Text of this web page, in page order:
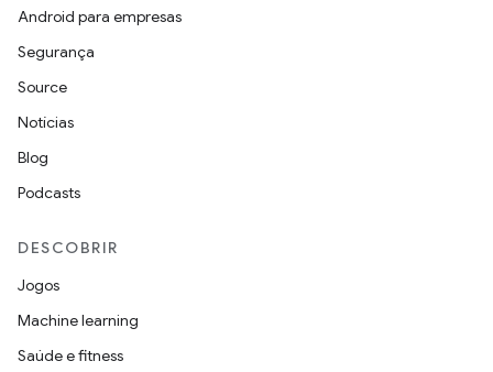
Android para empresas
Segurança
Source
Notícias
Blog
Podcasts
DESCOBRIR
Jogos
Machine learning
Saúde e fitness